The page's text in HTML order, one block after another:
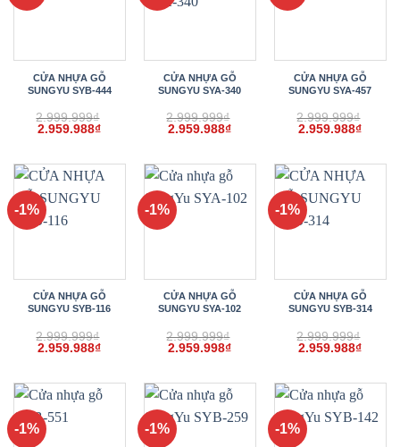
CỬA NHỰA GỖ
SUNGYU SYB-444
2.999.999₫
Giá
2.999.999₫.
2.959.988₫Giá
là:
2.959.988₫.
CỬA NHỰA GỖ
SUNGYU SYA-340
2.999.999₫
Giá
2.999.999₫.
2.959.988₫Giá
là:
2.959.988₫.
CỬA NHỰA GỖ
SUNGYU SYA-457
2.999.999₫
Giá
2.999.999₫.
2.959.988₫Giá
là:
-1%
CỬA NHỰA GỖ
SUNGYU SYB-116
2.999.999₫
Giá
2.999.999₫.
2.959.988₫Giá
là:
2.959.988₫.
-1%
CỬA NHỰA GỖ
SUNGYU SYA-102
2.999.999₫
Giá
2.999.999₫.
2.959.998₫Giá
là:
2.959.998₫.
-1%
CỬA NHỰA GỖ
SUNGYU SYB-314
2.999.999₫
Giá
2.999.999₫.
2.959.988₫Giá
là:
-1% -1% -1%